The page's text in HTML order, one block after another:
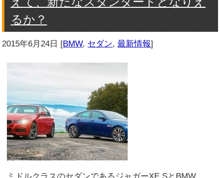
るか？
2015年6月24日 [BMW, セダン,最新情報]
ミドルクラスのセダンであるジャガーXE SとBMW